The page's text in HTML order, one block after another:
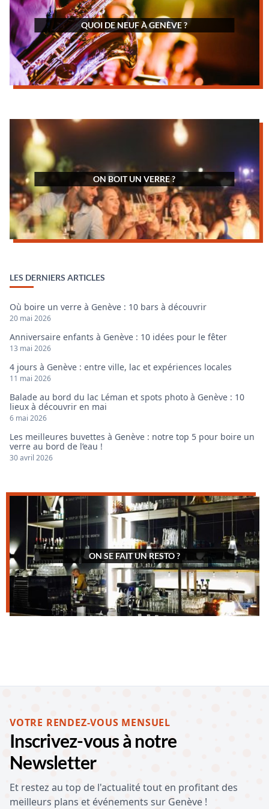
QUOI DE NEUF À GENÈVE ?
ON BOIT UN VERRE ?
LES DERNIERS ARTICLES
Où boire un verre à Genève : 10 bars à découvrir
20 mai 2026
Anniversaire enfants à Genève : 10 idées pour le fêter
13 mai 2026
4 jours à Genève : entre ville, lac et expériences locales
11 mai 2026
Balade au bord du lac Léman et spots photo à Genève : 10
lieux à découvrir en mai
6 mai 2026
Les meilleures buvettes à Genève : notre top 5 pour boire un
verre au bord de l’eau !
30 avril 2026
ON SE FAIT UN RESTO ?
VOTRE RENDEZ-VOUS MENSUEL
Inscrivez-vous à notre
Newsletter
Et restez au top de l'actualité tout en profitant des
meilleurs plans et événements sur Genève !